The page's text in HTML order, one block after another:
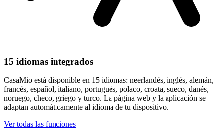
15 idiomas integrados
CasaMio está disponible en 15 idiomas: neerlandés, inglés, alemán,
francés, español, italiano, portugués, polaco, croata, sueco, danés,
noruego, checo, griego y turco. La página web y la aplicación se
adaptan automáticamente al idioma de tu dispositivo.
Ver todas las funciones